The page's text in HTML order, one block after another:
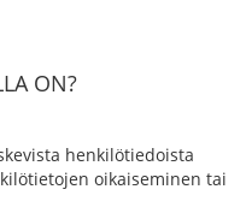
ON?
henkilötiedoista
oikaiseminen tai